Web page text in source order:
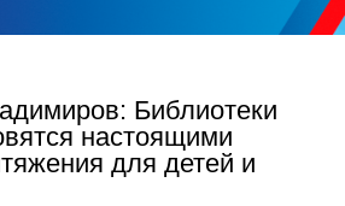
Библиотеки
настоящими
для детей и